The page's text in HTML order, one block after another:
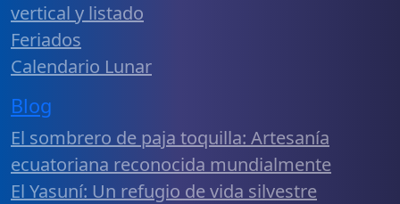
vertical y listado
Feriados
Calendario Lunar
Blog
El sombrero de paja toquilla: Artesanía
ecuatoriana reconocida mundialmente
El Yasuní: Un refugio de vida silvestre